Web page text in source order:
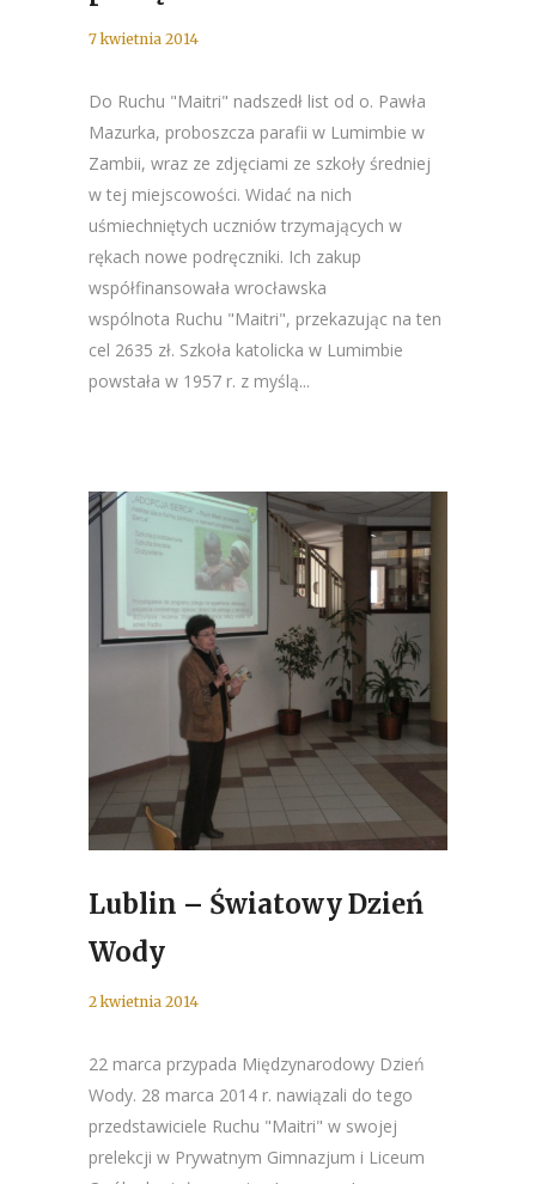
7 kwietnia 2014
Do Ruchu "Maitri" nadszedł list od o. Pawła
Mazurka, proboszcza parafii w Lumimbie w
Zambii, wraz ze zdjęciami ze szkoły średniej
w tej miejscowości. Widać na nich
uśmiechniętych uczniów trzymających w
rękach nowe podręczniki. Ich zakup
współfinansowała wrocławska
wspólnota Ruchu "Maitri", przekazując na ten
cel 2635 zł. Szkoła katolicka w Lumimbie
powstała w 1957 r. z myślą...
Lublin – Światowy Dzień
Wody
2 kwietnia 2014
22 marca przypada Międzynarodowy Dzień
Wody. 28 marca 2014 r. nawiązali do tego
przedstawiciele Ruchu "Maitri" w swojej
prelekcji w Prywatnym Gimnazjum i Liceum